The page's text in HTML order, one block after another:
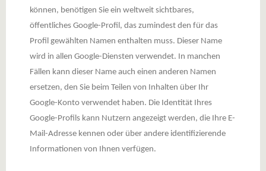
können, benötigen Sie ein weltweit sichtbares,
öffentliches Google-Profil, das zumindest den für das
Profil gewählten Namen enthalten muss. Dieser Name
wird in allen Google-Diensten verwendet. In manchen
Fällen kann dieser Name auch einen anderen Namen
ersetzen, den Sie beim Teilen von Inhalten über Ihr
Google-Konto verwendet haben. Die Identität Ihres
Google-Profils kann Nutzern angezeigt werden, die Ihre E-
Mail-Adresse kennen oder über andere identifizierende
Informationen von Ihnen verfügen.